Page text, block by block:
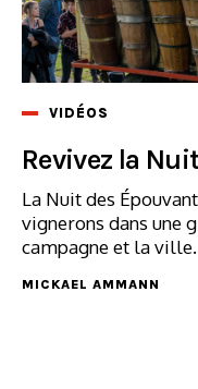
VIDÉOS
Revivez la
La Nuit des
vignerons dans une
campagne et la ville.
MICKAEL AMMANN